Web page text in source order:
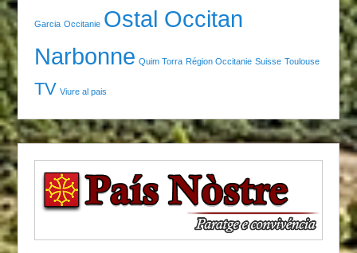
Garcia Occitanie Ostal Occitan
Narbonne Quim Torra Région Occitanie Suisse Toulouse
TV Viure al pais